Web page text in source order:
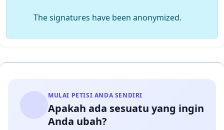
The signatures have been anonymized.
MULAI PETISI ANDA SENDIRI
Apakah ada sesuatu yang ingin
Anda ubah?